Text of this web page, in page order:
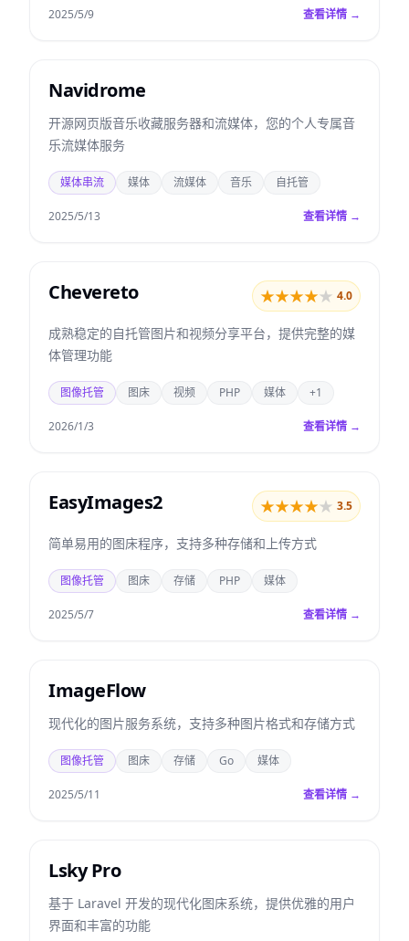
2025/5/9 查看详情 →
Navidrome
开源网页版音乐收藏服务器和流媒体，您的个人专属音
乐流媒体服务
媒体串流 媒体 流媒体 音乐 自托管
2025/5/13 查看详情 →
Chevereto ★★★★★ 4.0
成熟稳定的自托管图片和视频分享平台，提供完整的媒
体管理功能
图像托管 图床 视频 PHP 媒体 +1
2026/1/3 查看详情 →
EasyImages2 ★★★★★ 3.5
简单易用的图床程序，支持多种存储和上传方式
图像托管 图床 存储 PHP 媒体
2025/5/7 查看详情 →
ImageFlow
现代化的图片服务系统，支持多种图片格式和存储方式
图像托管 图床 存储 Go 媒体
2025/5/11 查看详情 →
Lsky Pro
基于 Laravel 开发的现代化图床系统，提供优雅的用户
界面和丰富的功能